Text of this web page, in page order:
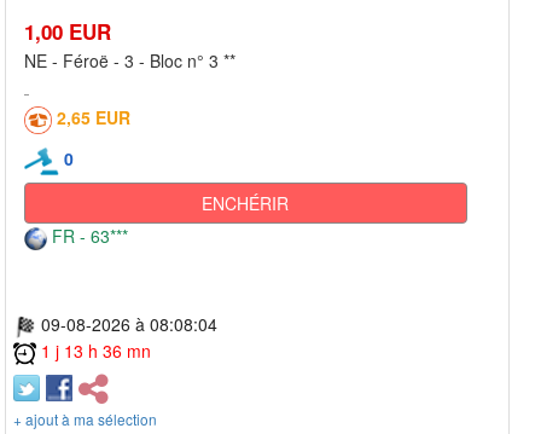
1,00 EUR
NE - Féroë - 3 - Bloc n° 3 **
2,65 EUR
0
ENCHÉRIR
FR - 63***
09-08-2026 à 08:08:04
1 j 13 h 36 mn
+ ajout à ma sélection